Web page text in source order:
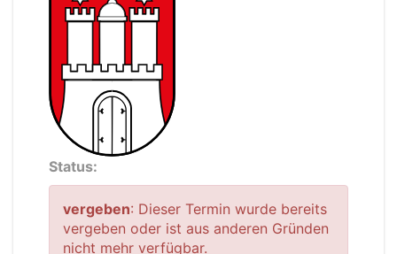
Status:
vergeben: Dieser Termin wurde bereits
vergeben oder ist aus anderen Gründen
nicht mehr verfügbar.